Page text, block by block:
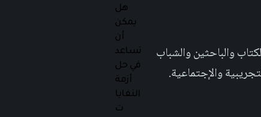
إثراء المحتوى العلمي العربي على والويب٬ وتشجيع الكتاب والباحثين والشباب